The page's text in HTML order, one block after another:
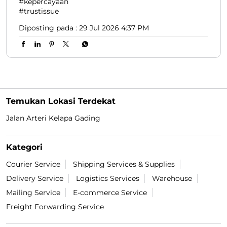
#trustissue
Diposting pada : 29 Jul 2026 4:37 PM
Temukan Lokasi Terdekat
Jalan Arteri Kelapa Gading
Kategori
Courier Service
Shipping Services & Supplies
Delivery Service
Logistics Services
Warehouse
Mailing Service
E-commerce Service
Freight Forwarding Service